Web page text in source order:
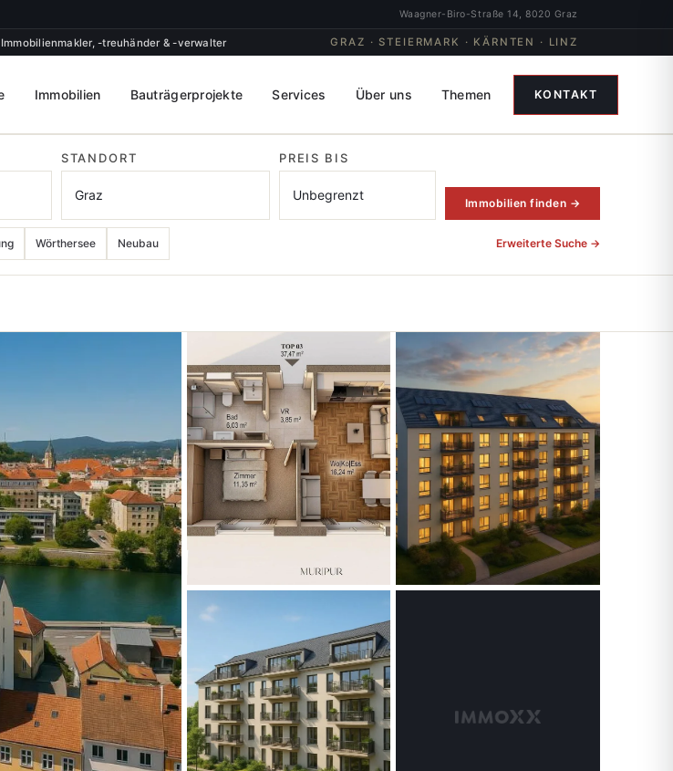
Waagner-Biro-Straße 14, 8020 Graz
-treuhänder & -verwalter GRAZ · STEIERMARK · KÄRNTEN · LINZ
Immobilien Bauträgerprojekte Services Über uns Themen KONTAKT
STANDORT PREIS BIS
Immobilien finden →
Wörthersee Neubau Erweiterte Suche →